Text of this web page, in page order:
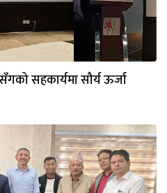
सहकार्यमा सौर्य ऊर्जा